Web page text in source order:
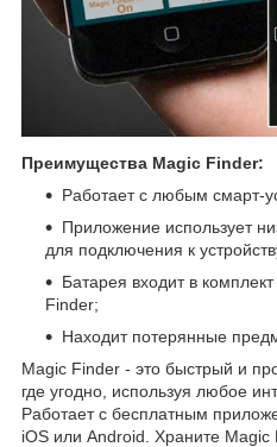
Преимущества Magic Finder:
Работает с любым смарт-
Приложение использует
для подключения к
Батарея входит в
Finder;
Находит потерянные
Magic Finder - это быстрый и
где угодно, используя любое
Работает с бесплатным
iOS или Android. Храните